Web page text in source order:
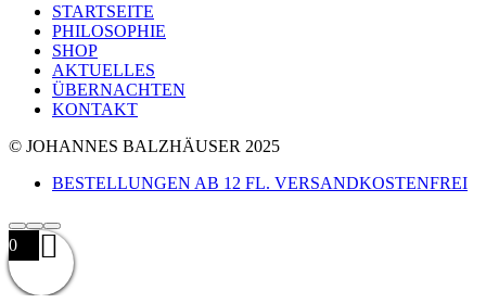
STARTSEITE
PHILOSOPHIE
SHOP
AKTUELLES
ÜBERNACHTEN
KONTAKT
© JOHANNES BALZHÄUSER 2025
BESTELLUNGEN AB 12 FL. VERSANDKOSTENFREI
0